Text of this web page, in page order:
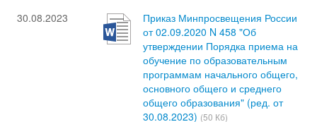
30.08.2023
Приказ Минпросвещения России
от 02.09.2020 N 458 "Об
утверждении Порядка приема на
обучение по образовательным
программам начального общего,
основного общего и среднего
общего образования" (ред. от
30.08.2023) (50 Кб)